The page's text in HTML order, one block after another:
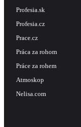
Profesia.sk
Profesia.cz
Prace.cz
Práca za rohom
Práce za rohem
Atmoskop
Nelisa.com